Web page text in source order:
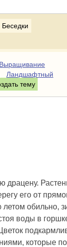
Беседки
Выращивание
Ландшафтный
тему
драцену.
его от
обильно,
воды в
которые